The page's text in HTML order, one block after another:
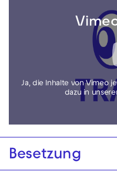
Ja, die Inhalte von Vimeo
dazu in
Besetzung